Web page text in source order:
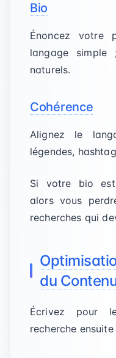
Bio
Énoncez votre
langage simple
naturels.
Cohérence
Alignez le
légendes,
Si votre bio est
alors vous
recherches qui
du
Écrivez pour
recherche